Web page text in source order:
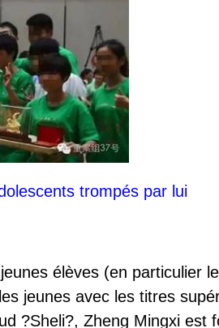
trompés par lui
élèves (en particulier
jeunes avec les titres
?Sheli?, Zheng Mingxi est